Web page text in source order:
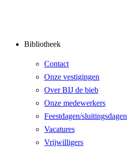
Bibliotheek
Contact
Onze vestigingen
Over BIJ de bieb
Onze medewerkers
Feestdagen/sluitingsdagen
Vacatures
Vrijwilligers